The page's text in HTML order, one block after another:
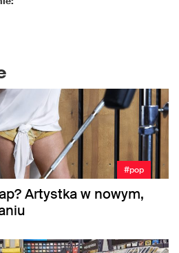
#pop
Artystka w nowym,